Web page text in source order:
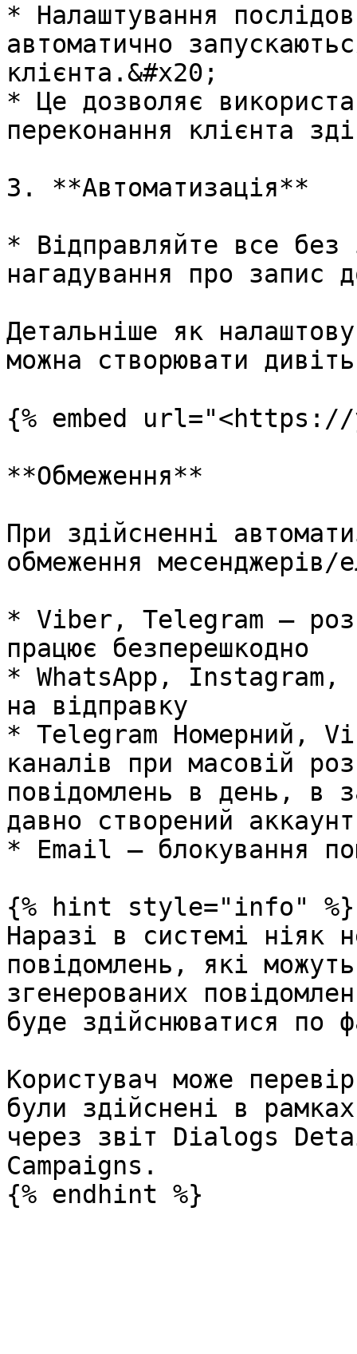
* Налаштування
автоматично
клієнта.&#x20;
* Це дозволяє
переконання клієнта
3. **Автоматизація**
* Відправляйте все без
нагадування про запис
Детальніше як
можна створювати
{% embed url="<https://
**Обмеження**
При здійсненні
обмеження месенджерів/
* Viber, Telegram –
працює безперешкодно
* WhatsApp, Instagram,
на відправку
* Telegram Номерний,
каналів при масовій
повідомлень в день, в
давно створений
* Email – блокування
{% hint style="info" %}
Наразі в системі ніяк
повідомлень, які
згенерованих
буде здійснюватися по
Користувач може
були здійснені в
через звіт Dialogs
Campaigns.